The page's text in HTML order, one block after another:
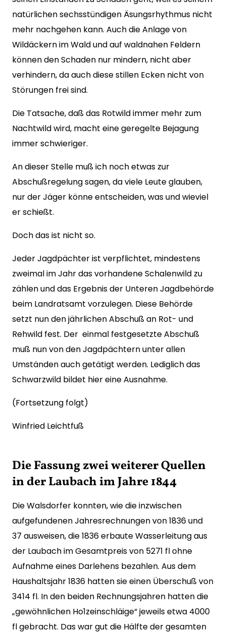
natürlichen sechsstündigen Äsungsrhythmus nicht
mehr nachgehen kann. Auch die Anlage von
Wildäckern im Wald und auf waldnahen Feldern
können den Schaden nur mindern, nicht aber
verhindern, da auch diese stillen Ecken nicht von
Störungen frei sind.
Die Tatsache, daß das Rotwild immer mehr zum
Nachtwild wird, macht eine geregelte Bejagung
immer schwieriger.
An dieser Stelle muß ich noch etwas zur
Abschußregelung sagen, da viele Leute glauben,
nur der Jäger könne entscheiden, was und wieviel
er schießt.
Doch das ist nicht so.
Jeder Jagdpächter ist verpflichtet, mindestens
zweimal im Jahr das vorhandene Schalenwild zu
zählen und das Ergebnis der Unteren Jagdbehörde
beim Landratsamt vorzulegen. Diese Behörde
setzt nun den jährlichen Abschuß an Rot- und
Rehwild fest. Der einmal festgesetzte Abschuß
muß nun von den Jagdpächtern unter allen
Umständen auch getätigt werden. Lediglich das
Schwarzwild bildet hier eine Ausnahme.
(Fortsetzung folgt)
Winfried Leichtfuß
Die Fassung zwei weiterer Quellen
in der Laubach im Jahre 1844
Die Walsdorfer konnten, wie die inzwischen
aufgefundenen Jahresrechnungen von 1836 und
37 ausweisen, die 1836 erbaute Wasserleitung aus
der Laubach im Gesamtpreis von 5271 fl ohne
Aufnahme eines Darlehens bezahlen. Aus dem
Haushaltsjahr 1836 hatten sie einen Überschuß von
3414 fl. In den beiden Rechnungsjahren hatten die
„gewöhnlichen Ho1zeinschläige“ jeweils etwa 4000
fl gebracht. Das war gut die Hälfte der gesamten